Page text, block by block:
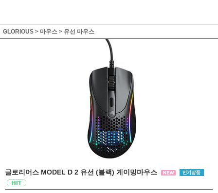
GLORIOUS > 마우스 > 유선 마우스
글로리어스 MODEL D 2 유선 (블랙) 게이밍마우스